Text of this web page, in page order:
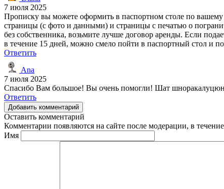
7 июля 2025
Прописку вы можете оформить в паспортном столе по
страницы (с фото и данными) и страницы с печатью о
без собственника, возьмите лучше договор аренды. Если
в течение 15 дней, можно смело пойти в паспортный стол и
Ответить
Ana
7 июля 2025
Спасибо Вам большое! Вы очень помогли! Шат
Ответить
Добавить комментарий
Оставить комментарий
Комментарии появляются на сайте после модерации, в
Имя